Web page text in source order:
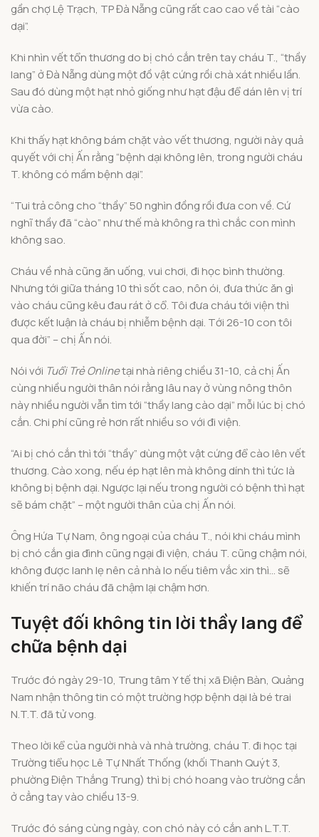
gần chợ Lệ Trạch, TP Đà Nẵng cũng rất cao cao về tài “cào
dại”.
Khi nhìn vết tổn thương do bị chó cắn trên tay cháu T., “thầy
lang” ở Đà Nẵng dùng một đồ vật cứng rồi chà xát nhiều lần.
Sau đó dùng một hạt nhỏ giống như hạt đậu để dán lên vị trí
vừa cào.
Khi thấy hạt không bám chặt vào vết thương, người này quả
quyết với chị Ấn rằng “bệnh dại không lên, trong người cháu
T. không có mầm bệnh dại”.
“Tui trả công cho “thầy” 50 nghìn đồng rồi đưa con về. Cứ
nghĩ thầy đã “cào” như thế mà không ra thì chắc con mình
không sao.
Cháu về nhà cũng ăn uống, vui chơi, đi học bình thường.
Nhưng tới giữa tháng 10 thì sốt cao, nôn ói, đưa thức ăn gì
vào cháu cũng kêu đau rát ở cổ. Tôi đưa cháu tới viện thì
được kết luận là cháu bị nhiễm bệnh dại. Tới 26-10 con tôi
qua đời” – chị Ấn nói.
Nói với Tuổi Trẻ Onlinetại nhà riêng chiều 31-10, cả chị Ấn
cùng nhiều người thân nói rằng lâu nay ở vùng nông thôn
này nhiều người vẫn tìm tới “thầy lang cào dại” mỗi lúc bị chó
cắn. Chi phí cũng rẻ hơn rất nhiều so với đi viện.
“Ai bị chó cắn thì tới “thầy” dùng một vật cứng để cào lên vết
thương. Cào xong, nếu ép hạt lên mà không dính thì tức là
không bị bệnh dại. Ngược lại nếu trong người có bệnh thì hạt
sẽ bám chặt” – một người thân của chị Ấn nói.
Ông Hứa Tự Nam, ông ngoại của cháu T., nói khi cháu mình
bị chó cắn gia đình cũng ngại đi viện, cháu T. cũng chậm nói,
không được lanh lẹ nên cả nhà lo nếu tiêm vắc xin thì… sẽ
khiến trí não cháu đã chậm lại chậm hơn.
Tuyệt đối không tin lời thầy lang để
chữa bệnh dại
Trước đó ngày 29-10, Trung tâm Y tế thị xã Điện Bàn, Quảng
Nam nhận thông tin có một trường hợp bệnh dại là bé trai
N.T.T. đã tử vong.
Theo lời kể của người nhà và nhà trường, cháu T. đi học tại
Trường tiểu học Lê Tự Nhất Thống (khối Thanh Quýt 3,
phường Điện Thắng Trung) thì bị chó hoang vào trường cắn
ở cẳng tay vào chiều 13-9.
Trước đó sáng cùng ngày, con chó này có cắn anh L.T.T.